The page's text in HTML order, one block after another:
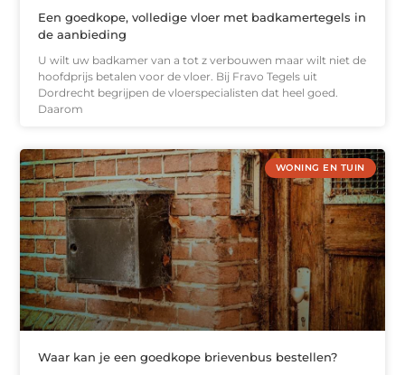
Een goedkope, volledige vloer met badkamertegels in
de aanbieding
U wilt uw badkamer van a tot z verbouwen maar wilt niet de
hoofdprijs betalen voor de vloer. Bij Fravo Tegels uit
Dordrecht begrijpen de vloerspecialisten dat heel goed.
Daarom
WONING EN TUIN
Waar kan je een goedkope brievenbus bestellen?